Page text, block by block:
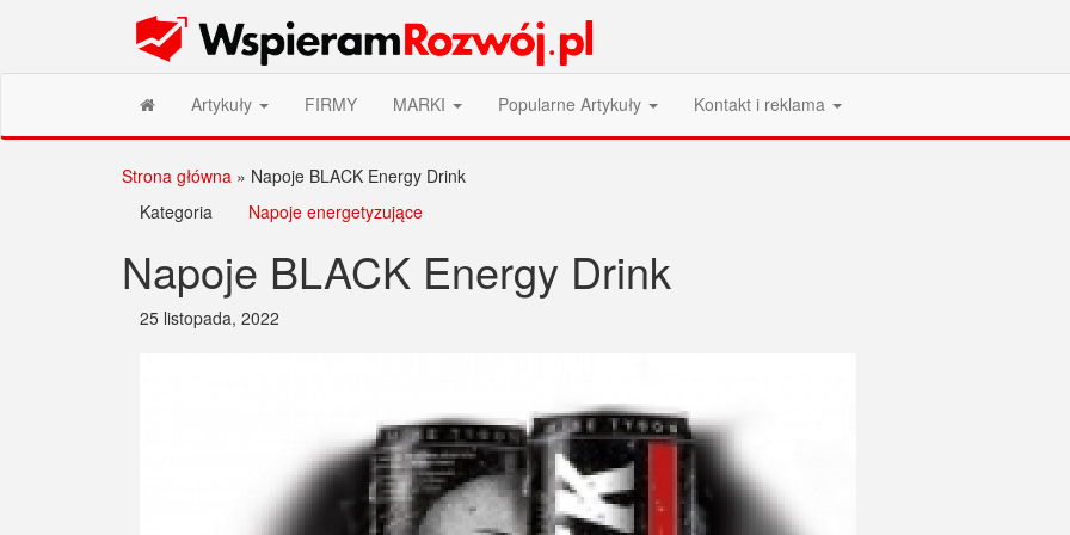
Wspieram Rozwój PL
Artykuły FIRMY MARKI Popularne Artykuły Kontakt i reklama
Strona główna » Napoje BLACK Energy Drink
Kategoria
Napoje energetyzujące
Napoje BLACK Energy Drink
25 listopada, 2022